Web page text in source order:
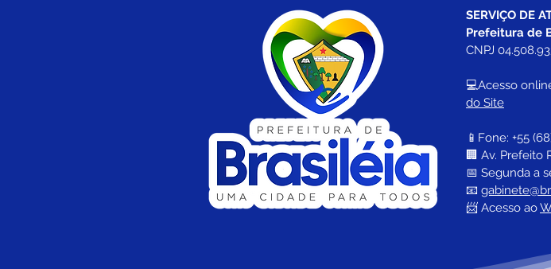
SERVIÇO DE
Prefeitura de
CNPJ
💻Acesso
do Site
📱Fone: +55
🏢 Av. Prefeito
📅 Segunda a
📧
📨 Acesso ao